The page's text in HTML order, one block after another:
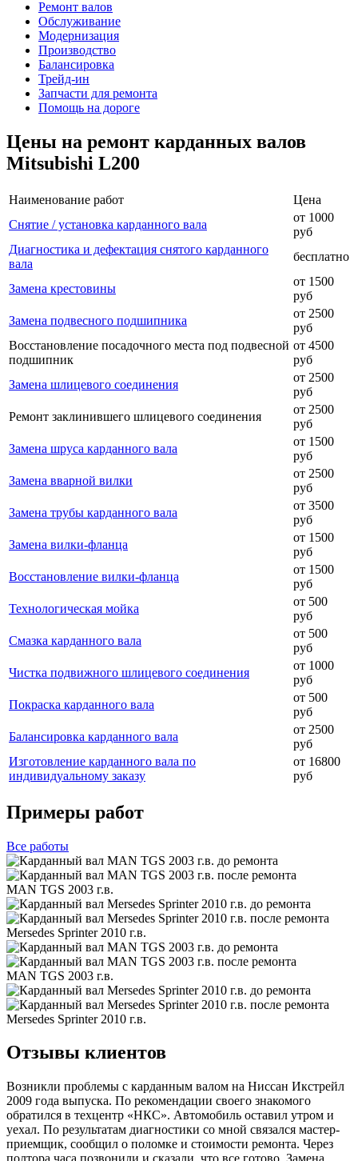
Ремонт валов
Обслуживание
Модернизация
Производство
Балансировка
Трейд-ин
Запчасти для ремонта
Помощь на дороге
Цены на ремонт карданных валов
Mitsubishi L200
Наименование работ
Цена
Снятие / установка карданного вала
от 1000
руб
Диагностика и дефектация снятого карданного
вала
бесплатно
Замена крестовины
от 1500
руб
Замена подвесного подшипника
от 2500
руб
Восстановление посадочного места под подвесной
подшипник
от 4500
руб
Замена шлицевого соединения
от 2500
руб
Ремонт заклинившего шлицевого соединения
от 2500
руб
Замена шруса карданного вала
от 1500
руб
Замена вварной вилки
от 2500
руб
Замена трубы карданного вала
от 3500
руб
Замена вилки-фланца
от 1500
руб
Восстановление вилки-фланца
от 1500
руб
Технологическая мойка
от 500
руб
Смазка карданного вала
от 500
руб
Чистка подвижного шлицевого соединения
от 1000
руб
Покраска карданного вала
от 500
руб
Балансировка карданного вала
от 2500
руб
Изготовление карданного вала по
индивидуальному заказу
от 16800
руб
Примеры работ
Все работы
MAN TGS 2003 г.в.
Mersedes Sprinter 2010 г.в.
MAN TGS 2003 г.в.
Mersedes Sprinter 2010 г.в.
Отзывы клиентов
Возникли проблемы с карданным валом на Ниссан Икстрейл
2009 года выпуска. По рекомендации своего знакомого
обратился в техцентр «НКС». Автомобиль оставил утром и
уехал. По результатам диагностики со мной связался мастер-
приемщик, сообщил о поломке и стоимости ремонта. Через